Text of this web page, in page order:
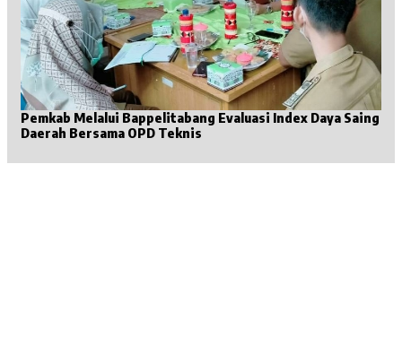
Pemkab Melalui Bappelitabang Evaluasi Index Daya Saing
Daerah Bersama OPD Teknis